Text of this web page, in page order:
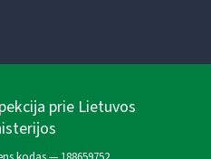
prie Lietuvos